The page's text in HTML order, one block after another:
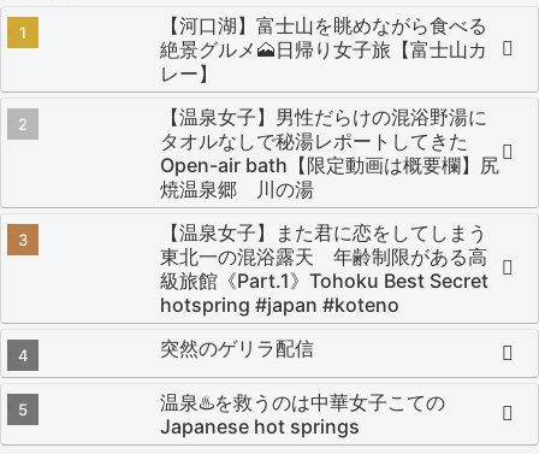
【河口湖】富士山を眺めながら食べる
絶景グルメ🗻日帰り女子旅【富士山カ
レー】
【温泉女子】男性だらけの混浴野湯に
タオルなしで秘湯レポートしてきた
Open-air bath【限定動画は概要欄】尻
焼温泉郷 川の湯
【温泉女子】また君に恋をしてしまう
東北一の混浴露天 年齢制限がある高
級旅館《Part.1》Tohoku Best Secret
hotspring #japan #koteno
突然のゲリラ配信
温泉♨️を救うのは中華女子こての
Japanese hot springs